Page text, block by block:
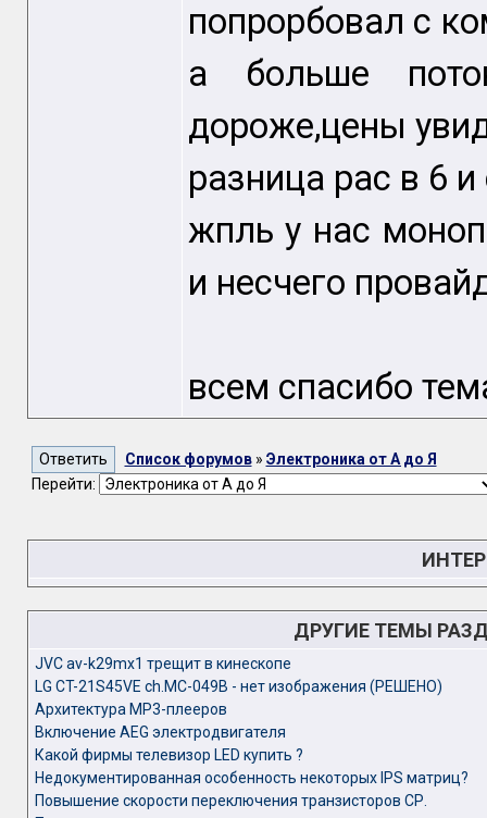
попрорбовал с
а больше
дороже,цены
разница рас в 6
жпль у нас
и несчего
всем спасибо
Список форумов» Электроника от А до Я
Перейти:
ДРУГИЕ ТЕМЫ
JVC av-k29mx1 трещит в кинескопе
LG CT-21S45VE ch.MC-049B - нет изображения (РЕШЕНО)
Архитектура MP3-плееров
Включение AEG электродвигателя
Какой фирмы телевизор LED купить ?
Недокументированная особенность некоторых IPS матриц?
Повышение скорости переключения транзисторов СР.